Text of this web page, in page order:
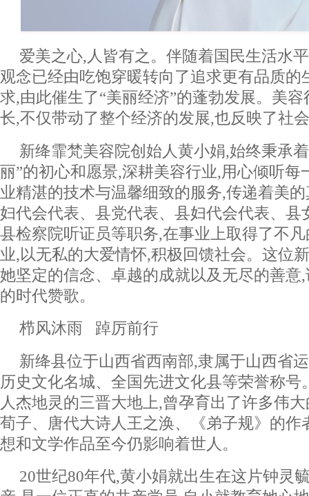
爱美之心,人皆有之。伴随着国民生活水
观念已经由吃饱穿暖转向了追求更有品质的
求,由此催生了“美丽经济”的蓬勃发展。美
长,不仅带动了整个经济的发展,也反映了社
新绛霏梵美容院创始人黄小娟,始终秉承
丽”的初心和愿景,深耕美容行业,用心倾听每
业精湛的技术与温馨细致的服务,传递着美
妇代会代表、县党代表、县妇代会代表、县
县检察院听证员等职务,在事业上取得了不
业,以无私的大爱情怀,积极回馈社会。这位
她坚定的信念、卓越的成就以及无尽的善意
的时代赞歌。
栉风沐雨 踔厉前行
新绛县位于山西省西南部,隶属于山西省
历史文化名城、全国先进文化县等荣誉称号
人杰地灵的三晋大地上,曾孕育出了许多伟
荀子、唐代大诗人王之涣、《弟子规》的作
想和文学作品至今仍影响着世人。
20世纪80年代,黄小娟就出生在这片钟灵